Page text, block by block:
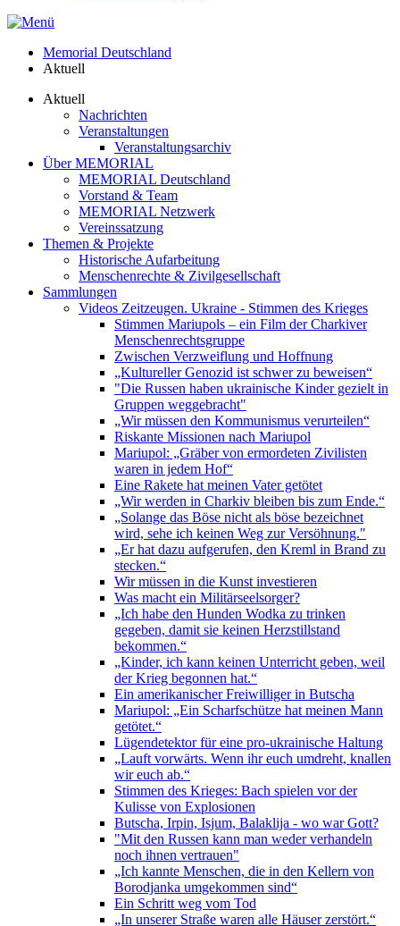
Memorial Deutschland
Aktuell
Aktuell
Nachrichten
Veranstaltungen
Veranstaltungsarchiv
Über MEMORIAL
MEMORIAL Deutschland
Vorstand & Team
MEMORIAL Netzwerk
Vereinssatzung
Themen & Projekte
Historische Aufarbeitung
Menschenrechte & Zivilgesellschaft
Sammlungen
Videos Zeitzeugen. Ukraine - Stimmen des Krieges
Stimmen Mariupols – ein Film der Charkiver
Menschenrechtsgruppe
Zwischen Verzweiflung und Hoffnung
„Kultureller Genozid ist schwer zu beweisen“
"Die Russen haben ukrainische Kinder gezielt in
Gruppen weggebracht"
„Wir müssen den Kommunismus verurteilen“
Riskante Missionen nach Mariupol
Mariupol: „Gräber von ermordeten Zivilisten
waren in jedem Hof“
Eine Rakete hat meinen Vater getötet
„Wir werden in Charkiv bleiben bis zum Ende.“
„Solange das Böse nicht als böse bezeichnet
wird, sehe ich keinen Weg zur Versöhnung."
„Er hat dazu aufgerufen, den Kreml in Brand zu
stecken.“
Wir müssen in die Kunst investieren
Was macht ein Militärseelsorger?
„Ich habe den Hunden Wodka zu trinken
gegeben, damit sie keinen Herzstillstand
bekommen.“
„Kinder, ich kann keinen Unterricht geben, weil
der Krieg begonnen hat.“
Ein amerikanischer Freiwilliger in Butscha
Mariupol: „Ein Scharfschütze hat meinen Mann
getötet.“
Lügendetektor für eine pro-ukrainische Haltung
„Lauft vorwärts. Wenn ihr euch umdreht, knallen
wir euch ab.“
Stimmen des Krieges: Bach spielen vor der
Kulisse von Explosionen
Butscha, Irpin, Isjum, Balaklija - wo war Gott?
"Mit den Russen kann man weder verhandeln
noch ihnen vertrauen"
„Ich kannte Menschen, die in den Kellern von
Borodjanka umgekommen sind“
Ein Schritt weg vom Tod
„In unserer Straße waren alle Häuser zerstört.“